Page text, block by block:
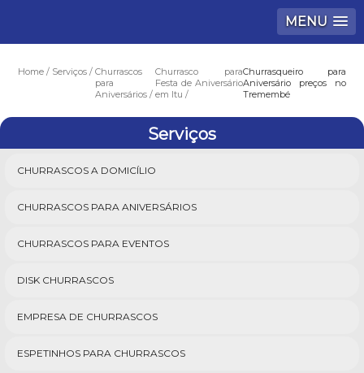
MENU
Home Serviços
Churrascos
para
Aniversários
Churrasco para
Festa de Aniversário
em Itu
Churrasqueiro para
Aniversário preços no
Tremembé
Serviços
CHURRASCOS A DOMICÍLIO
CHURRASCOS PARA ANIVERSÁRIOS
CHURRASCOS PARA EVENTOS
DISK CHURRASCOS
EMPRESA DE CHURRASCOS
ESPETINHOS PARA CHURRASCOS